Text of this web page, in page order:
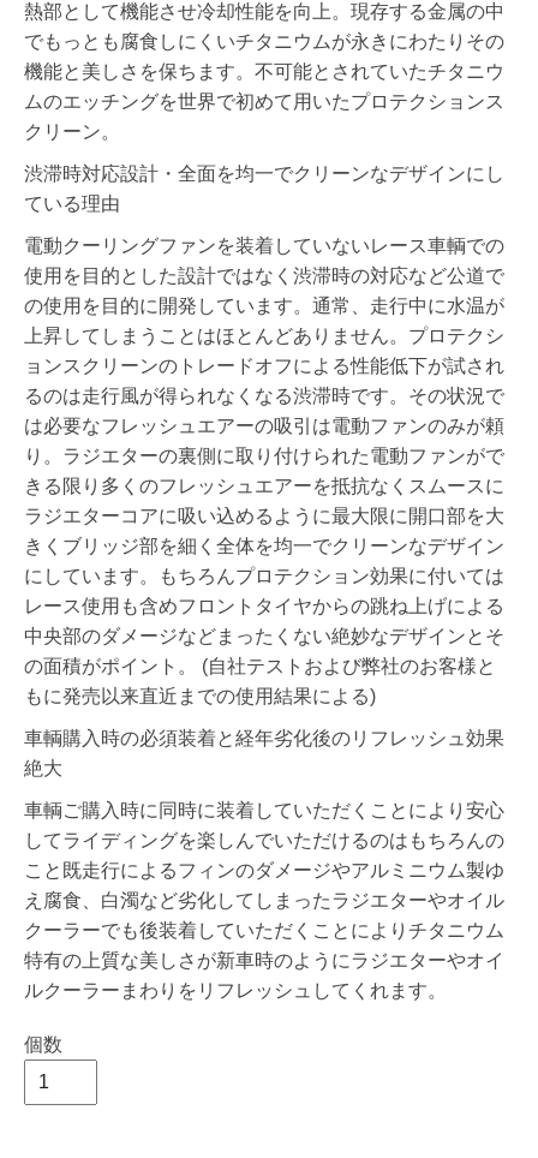
熱部として機能させ冷却性能を向上。現存する金属の中
でもっとも腐食しにくいチタニウムが永きにわたりその
機能と美しさを保ちます。不可能とされていたチタニウ
ムのエッチングを世界で初めて用いたプロテクションス
クリーン。
渋滞時対応設計・全面を均一でクリーンなデザインにし
ている理由
電動クーリングファンを装着していないレース車輌での
使用を目的とした設計ではなく渋滞時の対応など公道で
の使用を目的に開発しています。通常、走行中に水温が
上昇してしまうことはほとんどありません。プロテクシ
ョンスクリーンのトレードオフによる性能低下が試され
るのは走行風が得られなくなる渋滞時です。その状況で
は必要なフレッシュエアーの吸引は電動ファンのみが頼
り。ラジエターの裏側に取り付けられた電動ファンがで
きる限り多くのフレッシュエアーを抵抗なくスムースに
ラジエターコアに吸い込めるように最大限に開口部を大
きくブリッジ部を細く全体を均一でクリーンなデザイン
にしています。もちろんプロテクション効果に付いては
レース使用も含めフロントタイヤからの跳ね上げによる
中央部のダメージなどまったくない絶妙なデザインとそ
の面積がポイント。 (自社テストおよび弊社のお客様と
もに発売以来直近までの使用結果による)
車輌購入時の必須装着と経年劣化後のリフレッシュ効果
絶大
車輌ご購入時に同時に装着していただくことにより安心
してライディングを楽しんでいただけるのはもちろんの
こと既走行によるフィンのダメージやアルミニウム製ゆ
え腐食、白濁など劣化してしまったラジエターやオイル
クーラーでも後装着していただくことによりチタニウム
特有の上質な美しさが新車時のようにラジエターやオイ
ルクーラーまわりをリフレッシュしてくれます。
個数